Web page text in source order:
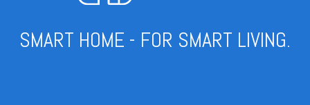
SMART HOME - FOR SMART LIVING.